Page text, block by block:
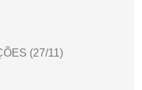
(27/11)